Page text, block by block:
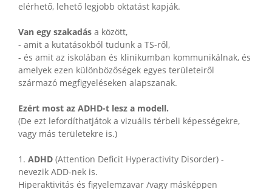
elérhető, lehető legjobb oktatást kapják.
Van egy szakadás a között,
- amit a kutatásokból tudunk a TS-ről,
- és amit az iskolában és klinikumban kommunikálnak, és
amelyek ezen különbözőségek egyes területeiről
származó megfigyeléseken alapszanak.
Ezért most az ADHD-t lesz a modell.
(De ezt lefordíthatjátok a vizuális térbeli képességekre,
vagy más területekre is.)
1. ADHD (Attention Deficit Hyperactivity Disorder) -
nevezik ADD-nek is.
Hiperaktivitás és figyelemzavar /vagy másképpen